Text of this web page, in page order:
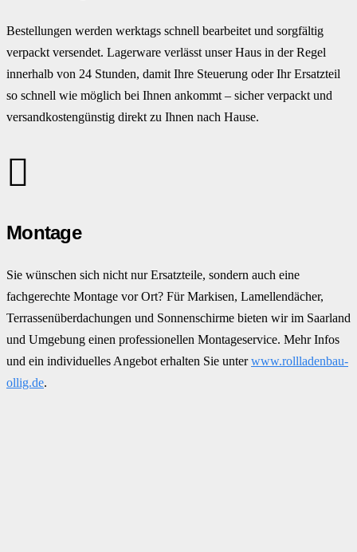
Bestellungen werden werktags schnell bearbeitet und sorgfältig
verpackt versendet. Lagerware verlässt unser Haus in der Regel
innerhalb von 24 Stunden, damit Ihre Steuerung oder Ihr Ersatzteil
so schnell wie möglich bei Ihnen ankommt – sicher verpackt und
versandkostengünstig direkt zu Ihnen nach Hause.
Montage
Sie wünschen sich nicht nur Ersatzteile, sondern auch eine
fachgerechte Montage vor Ort? Für Markisen, Lamellendächer,
Terrassenüberdachungen und Sonnenschirme bieten wir im Saarland
und Umgebung einen professionellen Montageservice. Mehr Infos
und ein individuelles Angebot erhalten Sie unterwww.rollladenbau-
ollig.de.